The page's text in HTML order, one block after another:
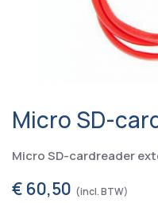
Micro SD-
Micro SD-cardreader
€ 60,50